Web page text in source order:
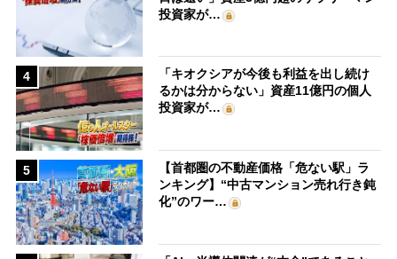
投資家が…
4
「キオクシアが今後も利益を出し続け
るかは分からない」資産11億円の個人
投資家が…
5
【首都圏の不動産価格「危ない駅」ラ
ンキング】“中古マンション売れ行き鈍
化”のワー…